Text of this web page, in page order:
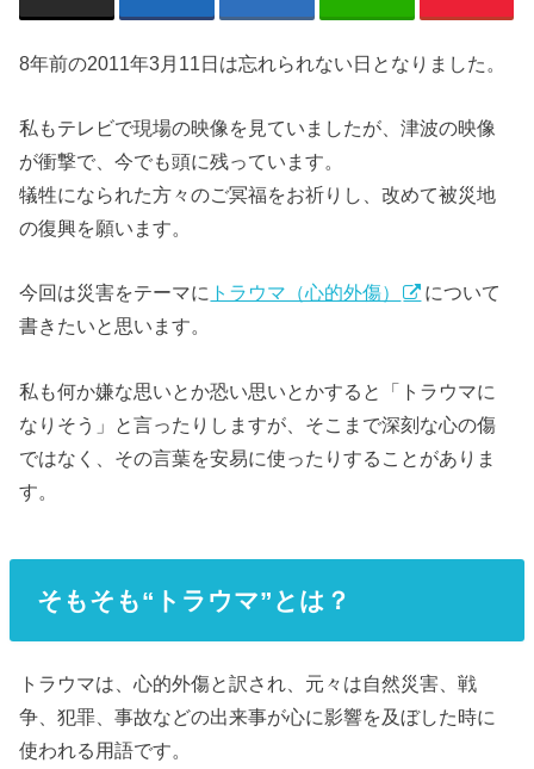
8年前の2011年3月11日は忘れられない日となりました。
私もテレビで現場の映像を見ていましたが、津波の映像
が衝撃で、今でも頭に残っています。
犠牲になられた方々のご冥福をお祈りし、改めて被災地
の復興を願います。
今回は災害をテーマに トラウマ（心的外傷）
について
書きたいと思います。
私も何か嫌な思いとか恐い思いとかすると「トラウマに
なりそう」と言ったりしますが、そこまで深刻な心の傷
ではなく、その言葉を安易に使ったりすることがありま
す。
そもそも“トラウマ”とは？
トラウマは、心的外傷と訳され、元々は自然災害、戦
争、犯罪、事故などの出来事が心に影響を及ぼした時に
使われる用語です。